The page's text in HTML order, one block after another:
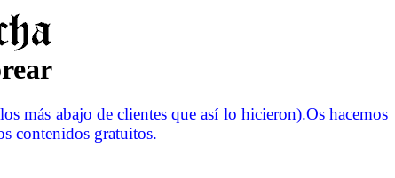
más abajo de clientes que así lo hicieron).Os hacemos
contenidos gratuitos.